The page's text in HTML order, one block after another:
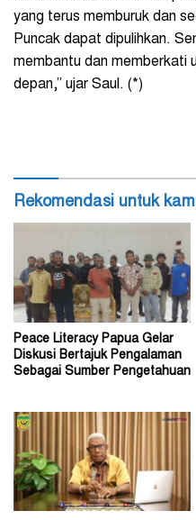
yang terus memburuk dan
Puncak dapat dipulihkan.
membantu dan memberkati
depan,” ujar Saul. (*)
Rekomendasi untuk
Peace Literacy Papua Gelar
Diskusi Bertajuk Pengalaman
Sebagai Sumber Pengetahuan